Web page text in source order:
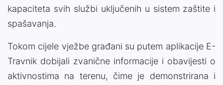
kapaciteta svih službi uključenih u sistem zaštite i
spašavanja.
Tokom cijele vježbe građani su putem aplikacije E-
Travnik dobijali zvanične informacije i obavijesti o
aktivnostima na terenu, čime je demonstrirana i